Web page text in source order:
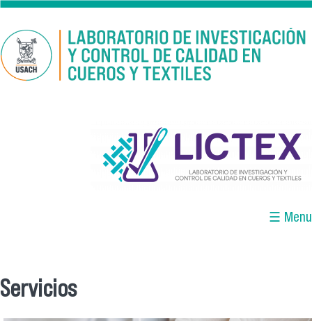
Pasar al contenido principal
logo_lictex_mesa_de_trabajo_1.png
☰ Menu
Servicios